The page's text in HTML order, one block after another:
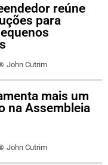
reúne
para
John Cutrim
mais um
na Assembleia
John Cutrim